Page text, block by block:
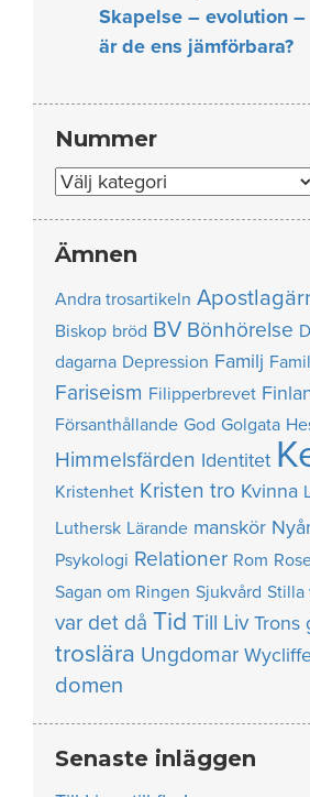
Skapelse – evolution –
är de ens jämförbara?
Nummer
Nummer
Ämnen
Andra trosartikeln
Biskop bröd BV Bönhörelse
dagarna Depression Familj
Fariseism Filipperbrevet
Försanthållande God Golgata
Himmelsfärden Identitet
Kristenhet Kristen tro Kvinna
Luthersk Lärande manskör
Psykologi Relationer Rom
Sagan om Ringen Sjukvård Stilla
var det då Tid Till Liv Trons
troslära Ungdomar
domen
Senaste inläggen